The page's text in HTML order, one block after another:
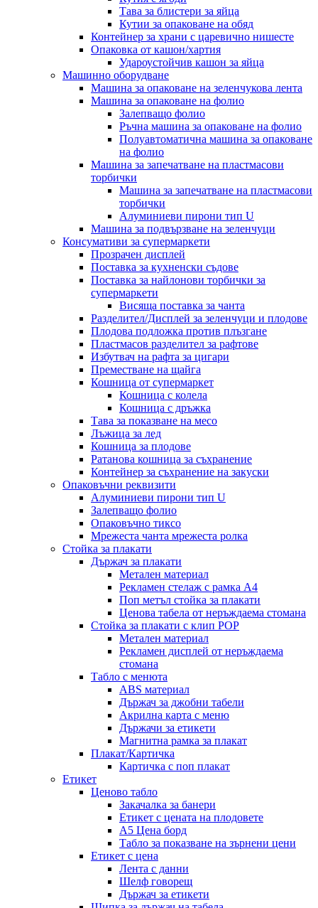
Тава за блистери за яйца
Кутии за опаковане на обяд
Контейнер за храни с царевично нишесте
Опаковка от кашон/хартия
Удароустойчив кашон за яйца
Машинно оборудване
Машина за опаковане на зеленчукова лента
Машина за опаковане на фолио
Залепващо фолио
Ръчна машина за опаковане на фолио
Полуавтоматична машина за опаковане
на фолио
Машина за запечатване на пластмасови
торбички
Машина за запечатване на пластмасови
торбички
Алуминиеви пирони тип U
Машина за подвързване на зеленчуци
Консумативи за супермаркети
Прозрачен дисплей
Поставка за кухненски съдове
Поставка за найлонови торбички за
супермаркети
Висяща поставка за чанта
Разделител/Дисплей за зеленчуци и плодове
Плодова подложка против плъзгане
Пластмасов разделител за рафтове
Избутвач на рафта за цигари
Преместване на щайга
Кошница от супермаркет
Кошница с колела
Кошница с дръжка
Тава за показване на месо
Лъжица за лед
Кошница за плодове
Ратанова кошница за съхранение
Контейнер за съхранение на закуски
Опаковъчни реквизити
Алуминиеви пирони тип U
Залепващо фолио
Опаковъчно тиксо
Мрежеста чанта мрежеста ролка
Стойка за плакати
Държач за плакати
Метален материал
Рекламен стелаж с рамка А4
Поп метъл стойка за плакати
Ценова табела от неръждаема стомана
Стойка за плакати с клип POP
Метален материал
Рекламен дисплей от неръждаема
стомана
Табло с менюта
ABS материал
Държач за джобни табели
Акрилна карта с меню
Държачи за етикети
Магнитна рамка за плакат
Плакат/Картичка
Картичка с поп плакат
Етикет
Ценово табло
Закачалка за банери
Етикет с цената на плодовете
A5 Цена борд
Табло за показване на зърнени цени
Етикет с цена
Лента с данни
Шелф говорещ
Държач за етикети